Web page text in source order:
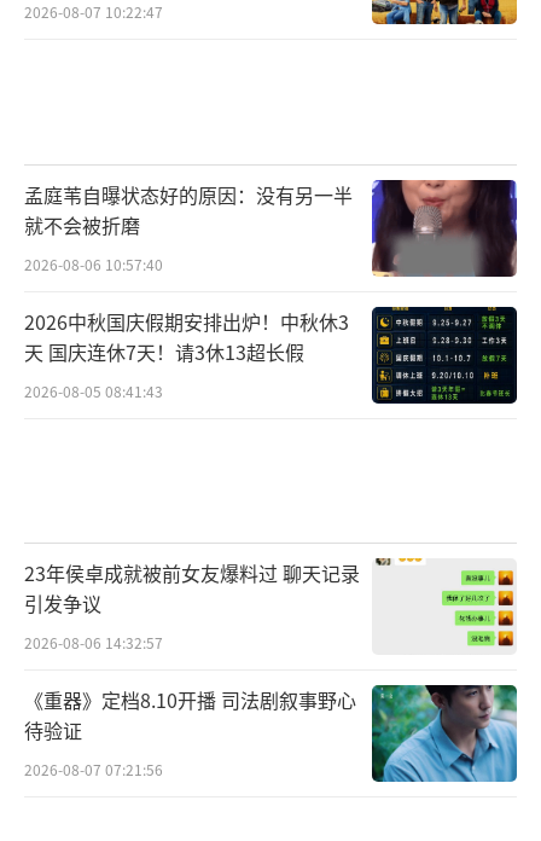
2026-08-07 10:22:47
孟庭苇自曝状态好的原因：没有另一半
就不会被折磨
2026-08-06 10:57:40
2026中秋国庆假期安排出炉！中秋休3
天 国庆连休7天！请3休13超长假
2026-08-05 08:41:43
23年侯卓成就被前女友爆料过 聊天记录
引发争议
2026-08-06 14:32:57
《重器》定档8.10开播 司法剧叙事野心
待验证
2026-08-07 07:21:56